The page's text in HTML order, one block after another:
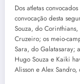
Dos atletas
convocação desta
Souza, do
Cruzeiro; os meio-
Sara, do Galatasaray;
Hugo Souza e Kaiki
Alisson e Alex Sandro,